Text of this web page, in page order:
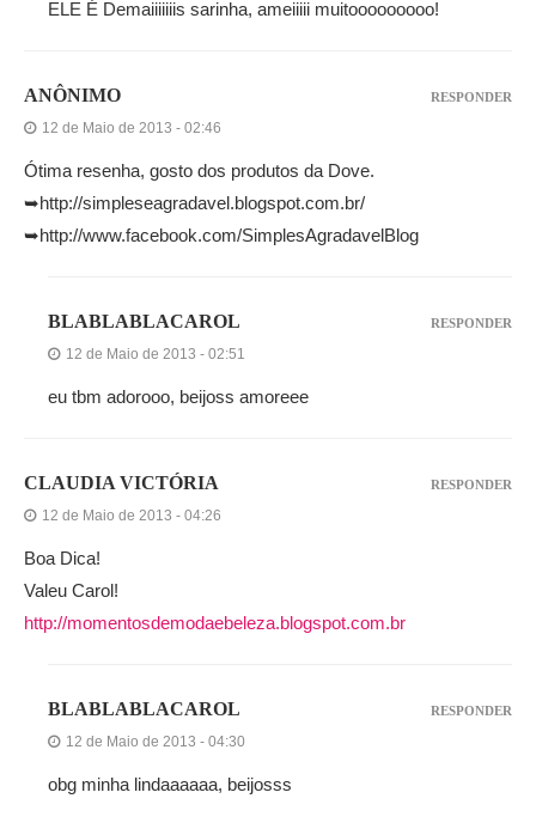
ELE É Demaiiiiiiis sarinha, ameiiiii muitooooooooo!
ANÔNIMO
12 de Maio de 2013 - 02:46
Ótima resenha, gosto dos produtos da Dove.
➥http://simpleseagradavel.blogspot.com.br/
➥http://www.facebook.com/SimplesAgradavelBlog
RESPONDER
BLABLABLACAROL
12 de Maio de 2013 - 02:51
eu tbm adorooo, beijoss amoreee
RESPONDER
CLAUDIA VICTÓRIA
12 de Maio de 2013 - 04:26
Boa Dica!
Valeu Carol!
http://momentosdemodaebeleza.blogspot.com.br
RESPONDER
BLABLABLACAROL
12 de Maio de 2013 - 04:30
obg minha lindaaaaaa, beijosss
RESPONDER